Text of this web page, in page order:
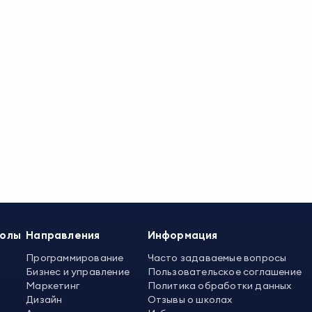
Направления
Программирование
Бизнес и управление
Маркетинг
Дизайн
Информация
Часто задаваемые вопросы
Пользовательское соглашение
Политика обработки данных
Отзывы о школах